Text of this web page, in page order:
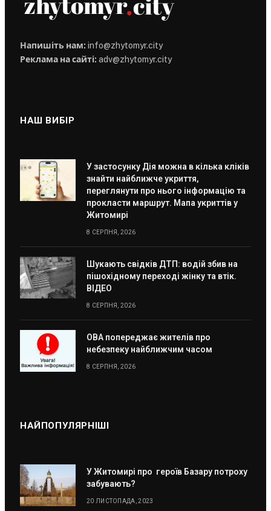
Напишіть нам: info@zhytomyr.city
Реклама на сайті: adv@zhytomyr.city
НАШ ВИБІР
У застосунку Дія можна в кілька кліків
знайти найближче укриття,
переглянути про нього інформацію та
прокласти маршрут. Мапа укриттів у
Житомирі
8 СЕРПНЯ, 2026
Шукають свідків ДТП: водій збив на
пішохідному переході жінку та втік.
ВІДЕО
8 СЕРПНЯ, 2026
ОВА попереджає жителів про
небезпеку найближчим часом
8 СЕРПНЯ, 2026
НАЙПОПУЛЯРНІШІ
У Житомирі про героїв Базару потроху
забувають?
20 ЛИСТОПАДА, 2023